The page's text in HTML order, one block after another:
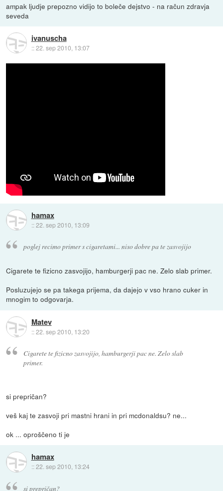
ampak ljudje prepozno vidijo to boleče dejstvo - na račun zdravja
seveda
ivanuscha
::22. sep 2010, 13:07
hamax
::22. sep 2010, 13:09
poglej recimo primer s cigaretami... niso dobre pa te zasvojijo
Cigarete te fizicno zasvojijo, hamburgerji pac ne. Zelo slab primer.
Posluzujejo se pa takega prijema, da dajejo v vso hrano cuker in
mnogim to odgovarja.
Matev
::22. sep 2010, 13:20
Cigarete te fizicno zasvojijo, hamburgerji pac ne. Zelo slab
primer.
si prepričan?
veš kaj te zasvoji pri mastni hrani in pri mcdonaldsu? ne...
ok ... oproščeno ti je
hamax
::22. sep 2010, 13:24
si prepričan?